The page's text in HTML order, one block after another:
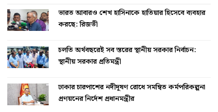
ভারত আবারও শেখ হাসিনাকে হাতিয়ার হিসেবে ব্যবহার
করছে: রিজভী
চলতি অর্থবছরেই সব স্তরের স্থানীয় সরকার নির্বাচন:
স্থানীয় সরকার প্রতিমন্ত্রী
ঢাকার চারপাশের নদীদূষণ রোধে সমন্বিত কর্মপরিকল্পনা
প্রণয়নের নির্দেশ প্রধানমন্ত্রীর